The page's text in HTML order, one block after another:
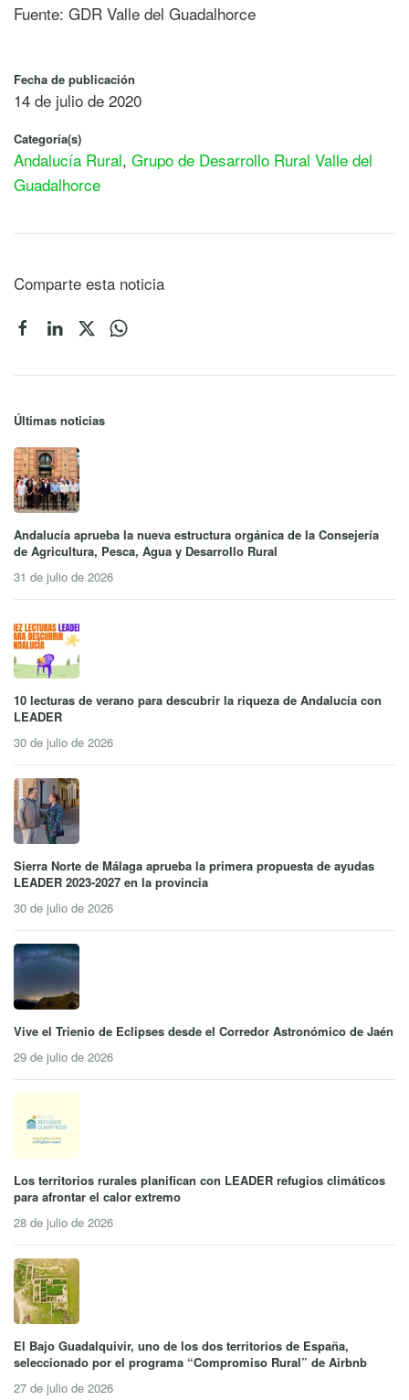
Fuente: GDR Valle del Guadalhorce
Fecha de publicación
14 de julio de 2020
Categoría(s)
Andalucía Rural, Grupo de Desarrollo Rural Valle del
Guadalhorce
Comparte esta noticia
Últimas noticias
Andalucía aprueba la nueva estructura orgánica de la Consejería
de Agricultura, Pesca, Agua y Desarrollo Rural
31 de julio de 2026
10 lecturas de verano para descubrir la riqueza de Andalucía con
LEADER
30 de julio de 2026
Sierra Norte de Málaga aprueba la primera propuesta de ayudas
LEADER 2023-2027 en la provincia
30 de julio de 2026
Vive el Trienio de Eclipses desde el Corredor Astronómico de Jaén
29 de julio de 2026
Los territorios rurales planifican con LEADER refugios climáticos
para afrontar el calor extremo
28 de julio de 2026
El Bajo Guadalquivir, uno de los dos territorios de España,
seleccionado por el programa “Compromiso Rural” de Airbnb
27 de julio de 2026